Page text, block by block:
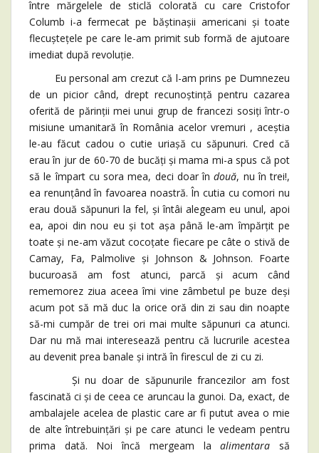
între mărgelele de sticlă colorată cu care Cristofor
Columb i-a fermecat pe băștinașii americani și toate
flecuștețele pe care le-am primit sub formă de ajutoare
imediat după revoluție.
Eu personal am crezut că l-am prins pe Dumnezeu
de un picior când, drept recunoștință pentru cazarea
oferită de părinții mei unui grup de francezi sosiți într-o
misiune umanitară în România acelor vremuri , aceștia
le-au făcut cadou o cutie uriașă cu săpunuri. Cred că
erau în jur de 60-70 de bucăți și mama mi-a spus că pot
să le împart cu sora mea, deci doar îndouă, nu în trei!,
ea renunțând în favoarea noastră. În cutia cu comori nu
erau două săpunuri la fel, și întâi alegeam eu unul, apoi
ea, apoi din nou eu și tot așa până le-am împărțit pe
toate și ne-am văzut cocoțate fiecare pe câte o stivă de
Camay, Fa, Palmolive și Johnson & Johnson. Foarte
bucuroasă am fost atunci, parcă și acum când
rememorez ziua aceea îmi vine zâmbetul pe buze deși
acum pot să mă duc la orice oră din zi sau din noapte
să-mi cumpăr de trei ori mai multe săpunuri ca atunci.
Dar nu mă mai interesează pentru că lucrurile acestea
au devenit prea banale și intră în firescul de zi cu zi.
Și nu doar de săpunurile francezilor am fost
fascinată ci și de ceea ce aruncau la gunoi. Da, exact, de
ambalajele acelea de plastic care ar fi putut avea o mie
de alte întrebuințări și pe care atunci le vedeam pentru
prima dată. Noi încă mergeam laalimentara să